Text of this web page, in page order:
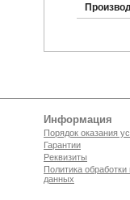
Информация
Порядок оказания
Гарантии
Реквизиты
Политика
данных